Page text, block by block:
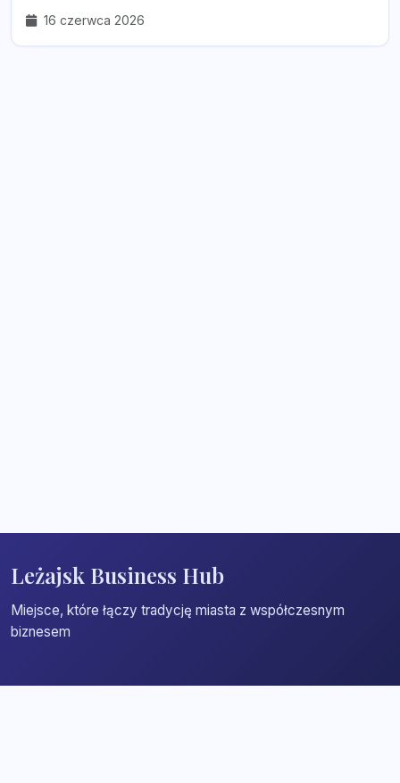
16 czerwca 2026
Leżajsk Business Hub
Miejsce, które łączy tradycję miasta z współczesnym
biznesem